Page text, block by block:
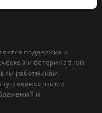
поддержка и
и ветеринарной
работникам
совместными
и